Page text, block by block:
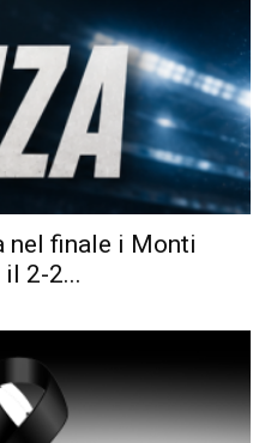
nel finale i Monti
2-2...